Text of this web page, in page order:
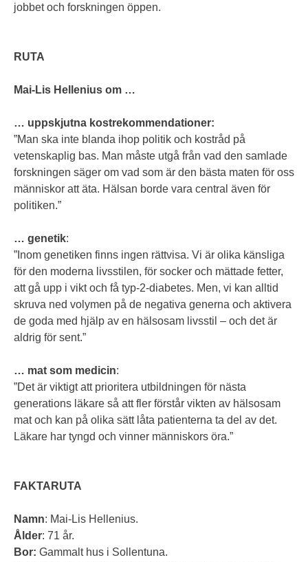
jobbet och forskningen öppen.
RUTA
Mai-Lis Hellenius om …
… uppskjutna kostrekommendationer:
”Man ska inte blanda ihop politik och kostråd på
vetenskaplig bas. Man måste utgå från vad den samlade
forskningen säger om vad som är den bästa maten för oss
människor att äta. Hälsan borde vara central även för
politiken.”
… genetik:
”Inom genetiken finns ingen rättvisa. Vi är olika känsliga
för den moderna livsstilen, för socker och mättade fetter,
att gå upp i vikt och få typ-2-diabetes. Men, vi kan alltid
skruva ned volymen på de negativa generna och aktivera
de goda med hjälp av en hälsosam livsstil – och det är
aldrig för sent.”
… mat som medicin:
”Det är viktigt att prioritera utbildningen för nästa
generations läkare så att fler förstår vikten av hälsosam
mat och kan på olika sätt låta patienterna ta del av det.
Läkare har tyngd och vinner människors öra.”
FAKTARUTA
Namn: Mai-Lis Hellenius.
Ålder: 71 år.
Bor: Gammalt hus i Sollentuna.